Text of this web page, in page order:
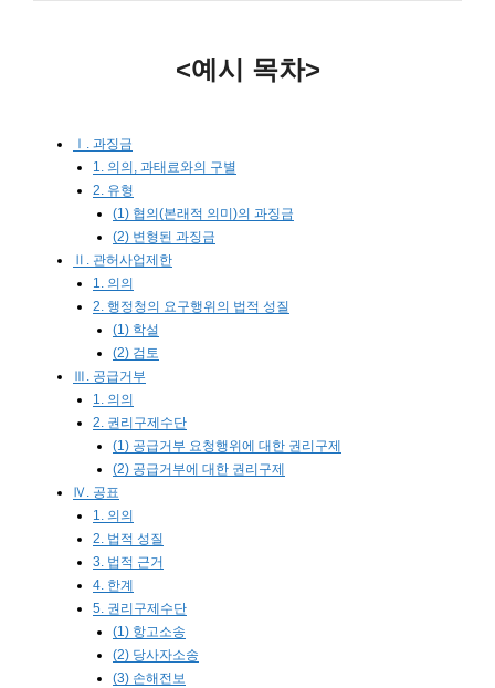
<예시 목차>
Ⅰ. 과징금
1. 의의, 과태료와의 구별
2. 유형
(1) 협의(본래적 의미)의 과징금
(2) 변형된 과징금
Ⅱ. 관허사업제한
1. 의의
2. 행정청의 요구행위의 법적 성질
(1) 학설
(2) 검토
Ⅲ. 공급거부
1. 의의
2. 권리구제수단
(1) 공급거부 요청행위에 대한 권리구제
(2) 공급거부에 대한 권리구제
Ⅳ. 공표
1. 의의
2. 법적 성질
3. 법적 근거
4. 한계
5. 권리구제수단
(1) 항고소송
(2) 당사자소송
(3) 손해전보